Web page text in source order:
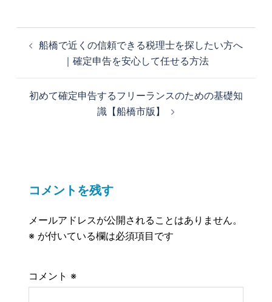
船橋で近くの信頼できる税理士を探したい方へ
｜確定申告を安心して任せる方法
初めて確定申告するフリーランスのための基礎知
識【船橋市版】
コメントを残す
メールアドレスが公開されることはありません。
※ が付いている欄は必須項目です
コメント ※